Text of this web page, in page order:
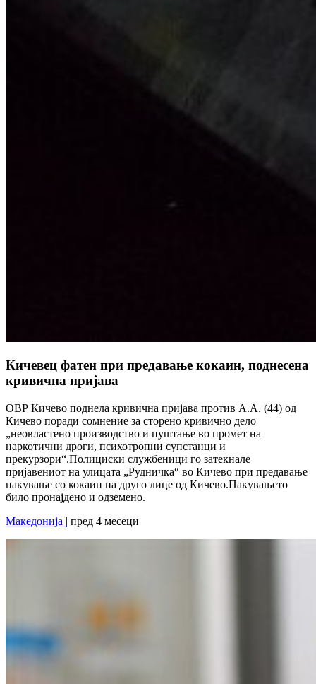
Кичевец фатен при предавање кокаин, поднесена
кривична пријава
ОВР Кичево поднела кривична пријава против А.А. (44) од
Кичево поради сомнение за сторено кривично дело
„неовластено производство и пуштање во промет на
наркотични дроги, психотропни супстанци и
прекурзори“.Полициски службеници го затекнале
пријавениот на улицата „Рудничка“ во Кичево при предавање
пакување со кокаин на друго лице од Кичево.Пакувањето
било пронајдено и одземено.
Македонија | пред 4 месеци